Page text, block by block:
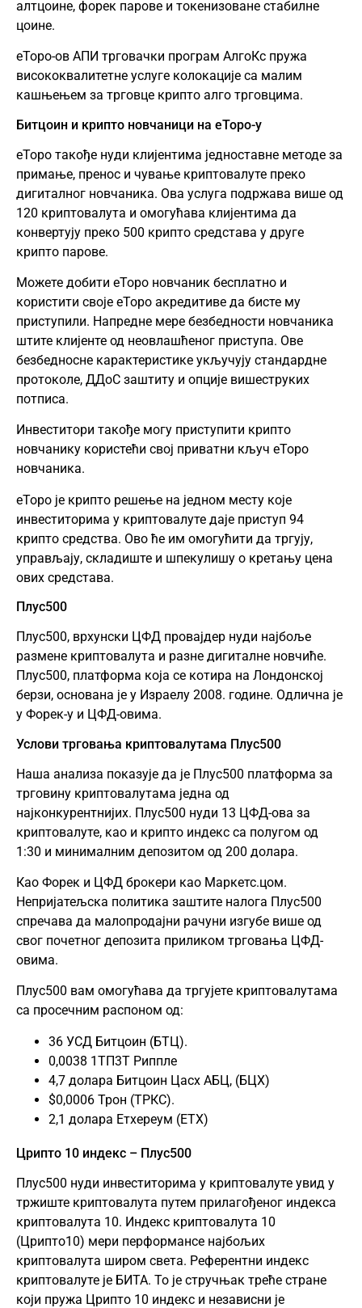
алтцоине, форек парове и токенизоване стабилне
цоине.
еТоро-ов АПИ трговачки програм АлгоКс пружа
висококвалитетне услуге колокације са малим
кашњењем за трговце крипто алго трговцима.
Битцоин и крипто новчаници на еТоро-у
еТоро такође нуди клијентима једноставне методе за
примање, пренос и чување криптовалуте преко
дигиталног новчаника. Ова услуга подржава више од
120 криптовалута и омогућава клијентима да
конвертују преко 500 крипто средстава у друге
крипто парове.
Можете добити еТоро новчаник бесплатно и
користити своје еТоро акредитиве да бисте му
приступили. Напредне мере безбедности новчаника
штите клијенте од неовлашћеног приступа. Ове
безбедносне карактеристике укључују стандардне
протоколе, ДДоС заштиту и опције вишеструких
потписа.
Инвеститори такође могу приступити крипто
новчанику користећи свој приватни кључ еТоро
новчаника.
еТоро је крипто решење на једном месту које
инвеститорима у криптовалуте даје приступ 94
крипто средства. Ово ће им омогућити да тргују,
управљају, складиште и шпекулишу о кретању цена
ових средстава.
Плус500
Плус500, врхунски ЦФД провајдер нуди најбоље
размене криптовалута и разне дигиталне новчиће.
Плус500, платформа која се котира на Лондонској
берзи, основана је у Израелу 2008. године. Одлична је
у Форек-у и ЦФД-овима.
Услови трговања криптовалутама Плус500
Наша анализа показује да је Плус500 платформа за
трговину криптовалутама једна од
најконкурентнијих. Плус500 нуди 13 ЦФД-ова за
криптовалуте, као и крипто индекс са полугом од
1:30 и минималним депозитом од 200 долара.
Као Форек и ЦФД брокери као Маркетс.цом.
Непријатељска политика заштите налога Плус500
спречава да малопродајни рачуни изгубе више од
свог почетног депозита приликом трговања ЦФД-
овима.
Плус500 вам омогућава да тргујете криптовалутама
са просечним распоном од:
36 УСД Битцоин (БТЦ).
0,0038 1ТП3Т Риппле
4,7 долара Битцоин Цасх АБЦ, (БЦХ)
$0,0006 Трон (ТРКС).
2,1 долара Етхереум (ЕТХ)
Црипто 10 индекс – Плус500
Плус500 нуди инвеститорима у криптовалуте увид у
тржиште криптовалута путем прилагођеног индекса
криптовалута 10. Индекс криптовалута 10
(Црипто10) мери перформансе најбољих
криптовалута широм света. Референтни индекс
криптовалуте је БИТА. То је стручњак треће стране
који пружа Црипто 10 индекс и независни је